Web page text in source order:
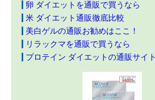
卵 ダイエットを通販で買うなら
米 ダイエット通販徹底比較
美白ゲルの通販お勧めはここ！
リラックマを通販で買うなら
プロテイン ダイエットの通販サイト